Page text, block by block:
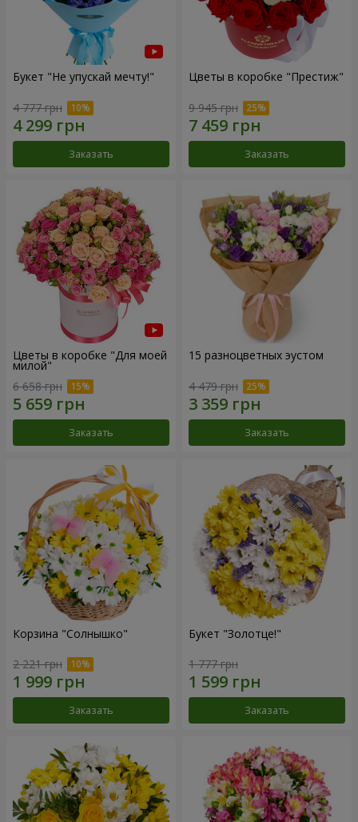
Букет "Не упускай мечту!"
4 777 грн
Заказать
Цветы в коробке "Престиж"
9 945 грн
Заказать
Цветы в коробке "Для моей
милой"
6 658 грн
Заказать
15 разноцветных эустом
4 479 грн
Заказать
Корзина "Солнышко"
2 221 грн
Заказать
Букет "Золотце!"
1 777 грн
Заказать